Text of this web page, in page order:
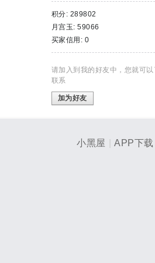
积分: 289802
月宫玉: 59066
买家信用: 0
请加入到我的好友中，您就可
联系
加为好友
小黑屋 APP下载